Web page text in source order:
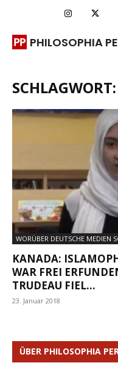
PHILOSOPHIA
WORÜBER DEUTSCHE MEDIEN
KANADA:
WAR FREI
TRUDEAU FIEL...
23. Januar 2018
ÜBER PHILOSOPHIA